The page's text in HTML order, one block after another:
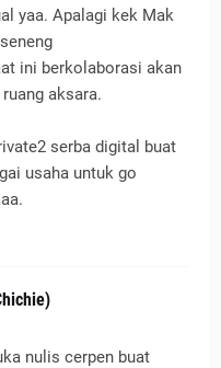
yaa. Apalagi kek Mak
ini berkolaborasi akan
aksara.
serba digital buat
usaha untuk go
nulis cerpen buat